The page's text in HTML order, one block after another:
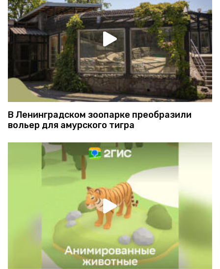
В Ленинградском зоопарке преобразили
вольер для амурского тигра